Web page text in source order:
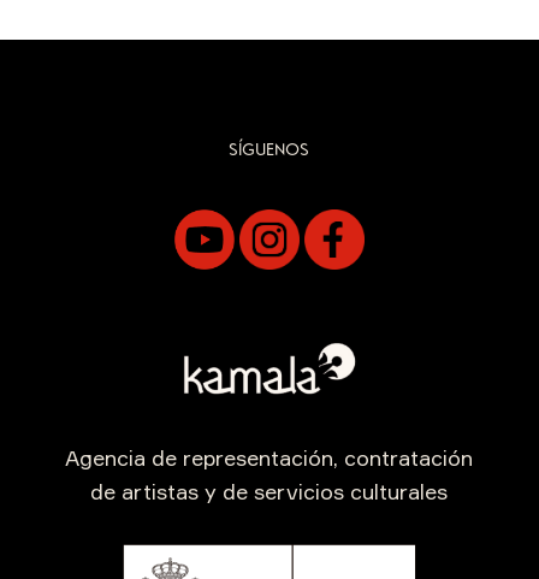
SÍGUENOS
Agencia de representación, contratación
de artistas y de servicios culturales